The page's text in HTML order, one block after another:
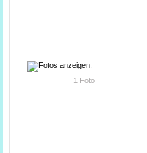
1 Foto